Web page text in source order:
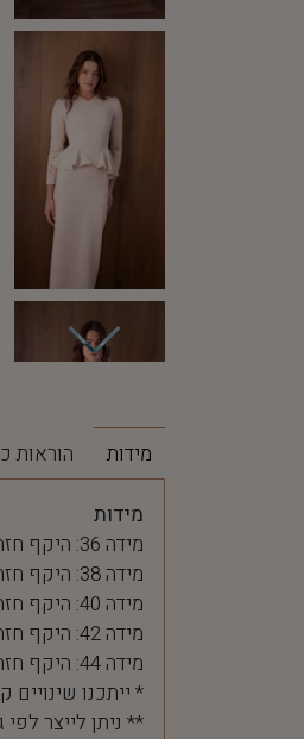
מידות הוראות
מידות
מידה 36: היקף חזה- 90 ס"מ, היקף מותן- 68 ס"מ
מידה 38: היקף חזה- 94 ס"מ, היקף מותן- 72 ס"מ
מידה 40: היקף חזה- 98 ס"מ, היקף מותן- 76 ס"מ
מידה 42: היקף חזה- 102 ס"מ, היקף מותן- 80 ס"מ
מידה 44: היקף חזה- 106 ס"מ, היקף מותן- 84 ס"מ
* ייתכנו
** ניתן לייצר